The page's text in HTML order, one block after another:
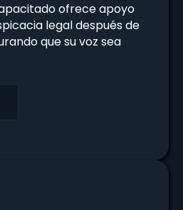
ofrece apoyo
legal después de
que su voz sea